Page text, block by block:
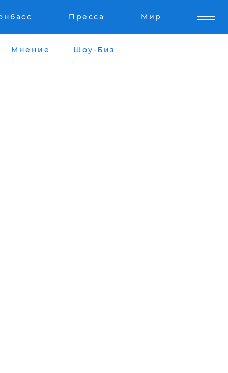
Пресса Мир
Мнение Шоу-Биз